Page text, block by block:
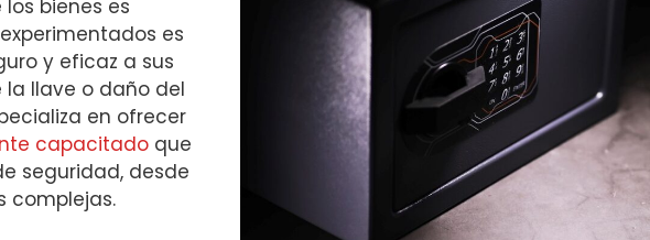
bienes es
es
y eficaz a sus
llave o daño del
en ofrecer
capacitado que
seguridad, desde
complejas.